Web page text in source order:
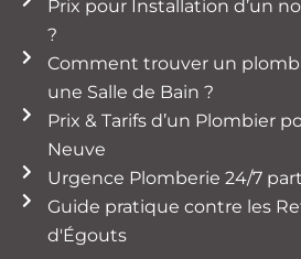
Prix pour Installation d’un
?
Comment trouver un
une Salle de Bain ?
Prix & Tarifs d’un Plombier
Neuve
Urgence Plomberie 24/7
Guide pratique contre les
d'Égouts